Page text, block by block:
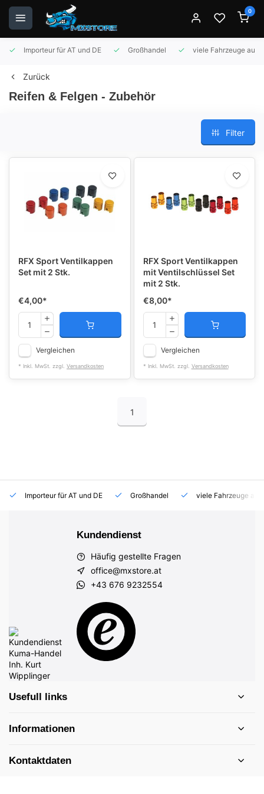
0
Importeur für AT und DE Großhandel viele Fahrzeuge auf
Zurück
Reifen & Felgen - Zubehör
Filter
RFX Sport Ventilkappen
Set mit 2 Stk.
€4,00*
Vergleichen
* Inkl. MwSt. zzgl. Versandkosten
RFX Sport Ventilkappen
mit Ventilschlüssel Set
mit 2 Stk.
€8,00*
Vergleichen
* Inkl. MwSt. zzgl. Versandkosten
1
Importeur für AT und DE Großhandel viele Fahrzeuge auf
Kundendienst
Häufig gestellte Fragen
office@mxstore.at
+43 676 9232554
Usefull links
Informationen
Kontaktdaten